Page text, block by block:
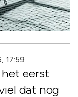
17:59
het eerst
dat nog